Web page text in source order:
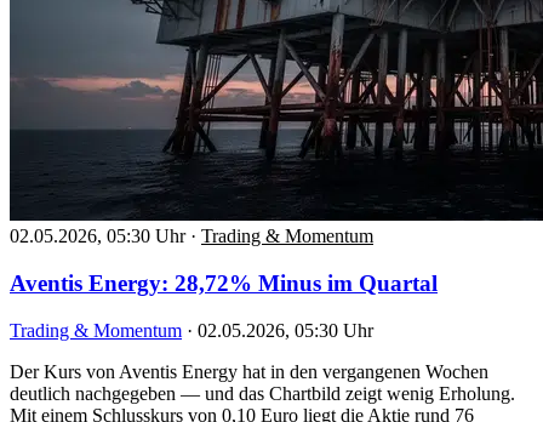
02.05.2026, 05:30 Uhr · Trading & Momentum
Aventis Energy: 28,72% Minus im Quartal
Trading & Momentum · 02.05.2026, 05:30 Uhr
Der Kurs von Aventis Energy hat in den vergangenen Wochen
deutlich nachgegeben — und das Chartbild zeigt wenig Erholung.
Mit einem Schlusskurs von 0,10 Euro liegt die Aktie rund 76